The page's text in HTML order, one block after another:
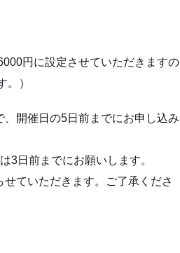
円に設定させていただきますの
）
開催日の5日前までにお申し込み
3日前までにお願いします。
ていただきます。ご了承くださ